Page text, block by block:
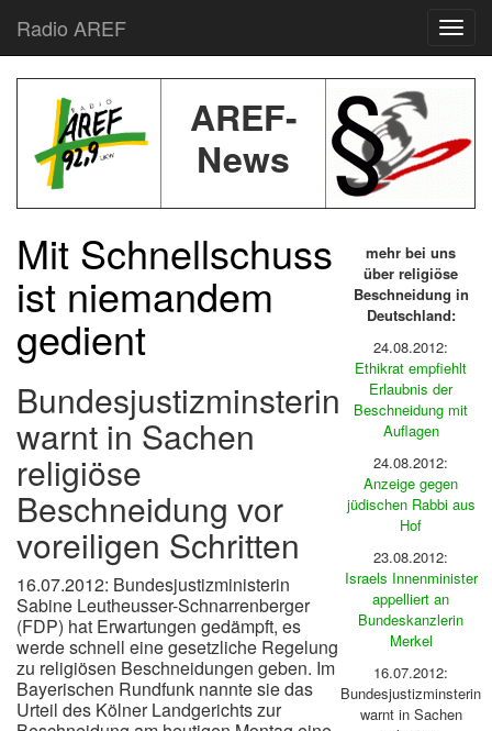
Radio AREF
AREF-
News
Mit Schnellschuss
ist niemandem
gedient
Bundesjustizminsterin
warnt in Sachen
religiöse
Beschneidung vor
voreiligen Schritten
16.07.2012: Bundesjustizministerin
Sabine Leutheusser-Schnarrenberger
(FDP) hat Erwartungen gedämpft, es
werde schnell eine gesetzliche Regelung
zu religiösen Beschneidungen geben. Im
Bayerischen Rundfunk nannte sie das
Urteil des Kölner Landgerichts zur
mehr bei uns
über religiöse
Beschneidung in
Deutschland:
24.08.2012:
Ethikrat empfiehlt
Erlaubnis der
Beschneidung mit
Auflagen
24.08.2012:
Anzeige gegen
jüdischen Rabbi aus
Hof
23.08.2012:
Israels Innenminister
appelliert an
Bundeskanzlerin
Merkel
16.07.2012:
Bundesjustizminsterin
warnt in Sachen